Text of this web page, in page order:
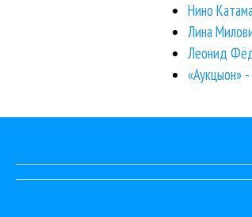
Нино
Лина
Леонид
«Аукцыон»